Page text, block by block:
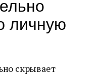
личную
скрывает